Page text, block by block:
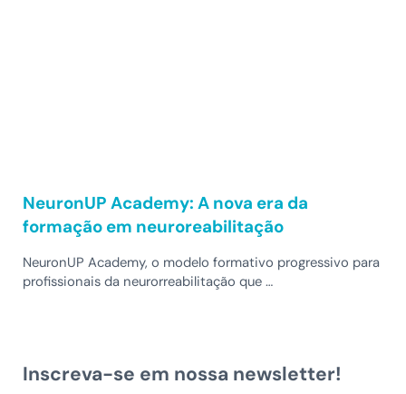
NeuronUP Academy: A nova era da
formação em neuroreabilitação
NeuronUP Academy, o modelo formativo progressivo para
profissionais da neurorreabilitação que …
Inscreva-se em nossa newsletter!